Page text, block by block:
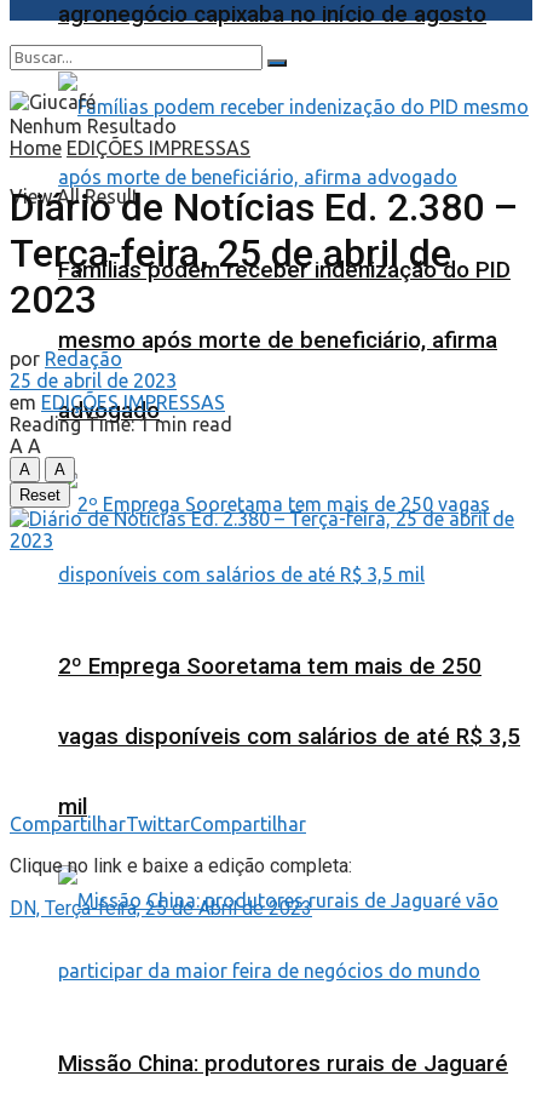
agronegócio capixaba no início de agosto
Famílias podem receber indenização do PID
mesmo após morte de beneficiário, afirma
advogado
2º Emprega Sooretama tem mais de 250
vagas disponíveis com salários de até R$ 3,5
mil
Missão China: produtores rurais de Jaguaré
Nenhum Resultado
View All Result
Home EDIÇÕES IMPRESSAS
Diário de Notícias Ed. 2.380 –
Terça-feira, 25 de abril de
2023
por Redação
25 de abril de 2023
em EDIÇÕES IMPRESSAS
Reading Time: 1 min read
A A
A
A
Reset
CompartilharTwittarCompartilhar
Clique no link e baixe a edição completa:
DN, Terça-feira, 25 de Abril de 2023